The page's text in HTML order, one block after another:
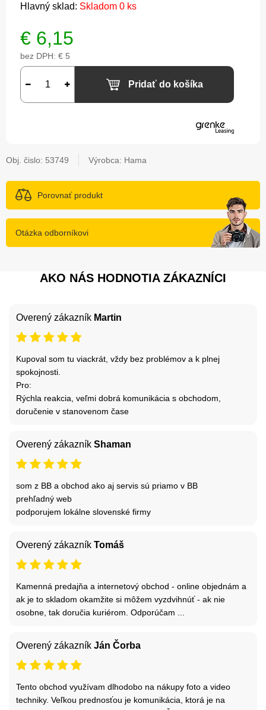
Hlavný sklad: Skladom 0 ks
€ 6,15
bez DPH: € 5
Pridať do košíka
Obj. čislo: 53749 Výrobca: Hama
Porovnať produkt
Otázka odborníkovi
AKO NÁS HODNOTIA ZÁKAZNÍCI
Overený zákazník Martin
Kupoval som tu viackrát, vždy bez problémov a k plnej
spokojnosti.
Pro:
Rýchla reakcia, veľmi dobrá komunikácia s obchodom,
doručenie v stanovenom čase
Overený zákazník Shaman
som z BB a obchod ako aj servis sú priamo v BB
prehľadný web
podporujem lokálne slovenské firmy
Overený zákazník Tomáš
Kamenná predajňa a internetový obchod - online objednám a
ak je to skladom okamžite si môžem vyzdvihnúť - ak nie
osobne, tak doručia kuriérom. Odporúčam ...
Overený zákazník Ján Čorba
Tento obchod využívam dlhodobo na nákupy foto a video
techniky. Veľkou prednosťou je komunikácia, ktorá je na